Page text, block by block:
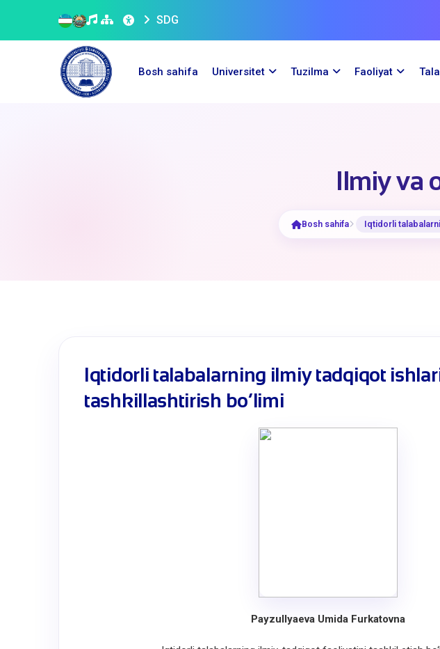
SDG
Bosh sahifa Universitet Tuzilma Faoliyat
Ilmiy va
Bosh sahifa Iqtidorli
Iqtidorli talabalarning ilmiy tadqiqot
tashkillashtirish bo‘limi
Payzullyaeva Umida Furkatovna